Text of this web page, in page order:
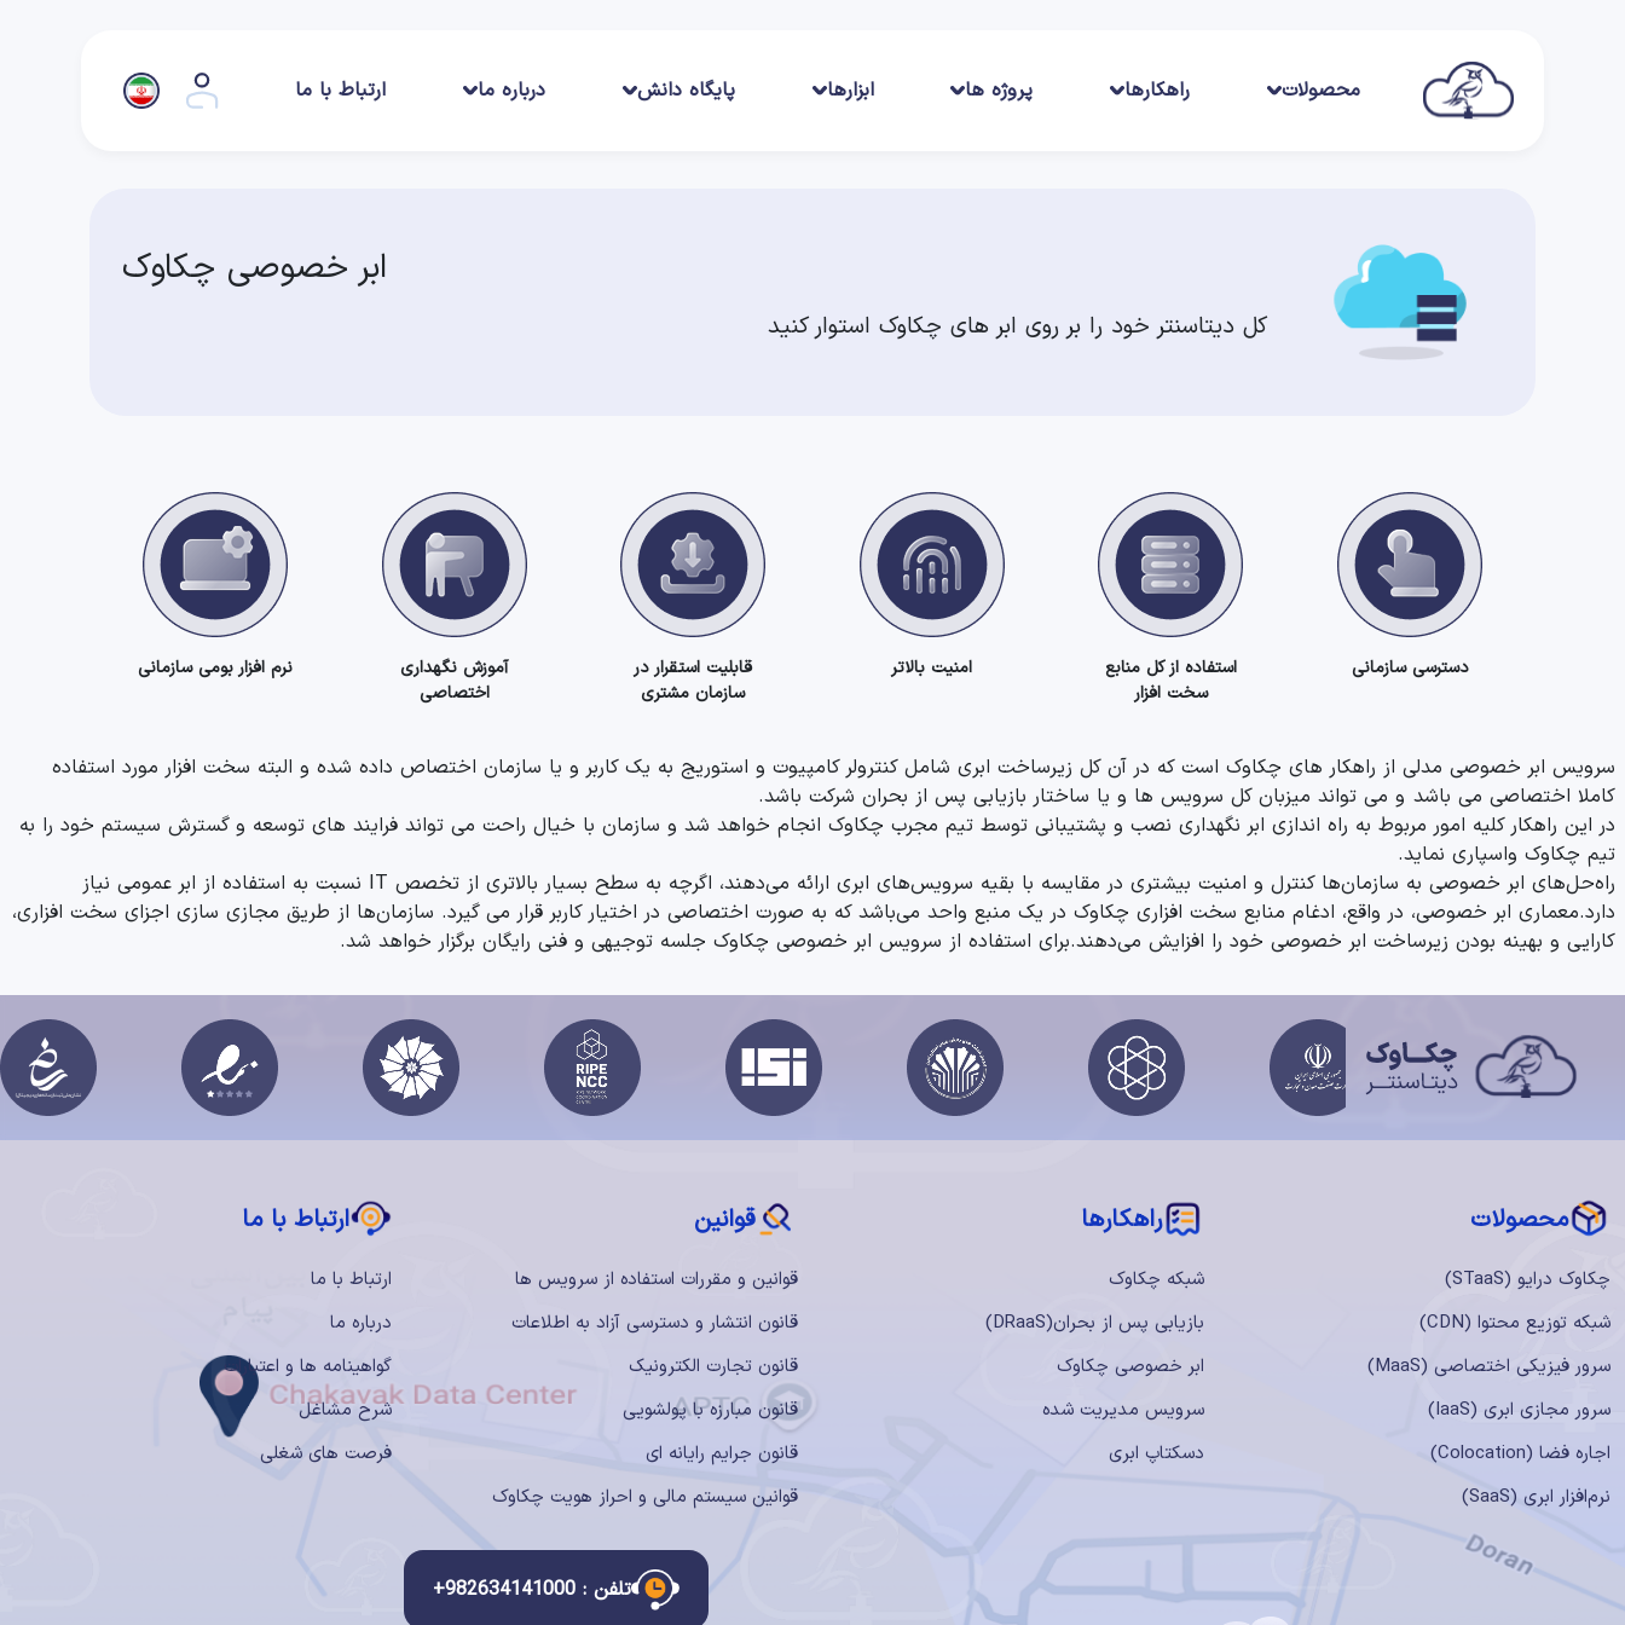
محصولات راهکارها پروژه ها ابزارها پایگاه دانش درباره ما ارتباط با ما
ابر خصوصی چکاوک
کل دیتاسنتر خود را بر روی ابر های چکاوک استوار کنید
دسترسی سازمانی
استفاده از کل منابع
سخت افزار
امنیت بالاتر
قابلیت استقرار در
سازمان مشتری
آموزش نگهداری
اختصاصی
نرم افزار بومی سازمانی
سرویس ابر خصوصی مدلی از راهکار های چکاوک است که در آن کل زیرساخت ابری شامل کنترولر کامپیوت و استوریج به یک کاربر و یا سازمان اختصاص داده شده و البته سخت افزار مورد استفاده
کاملا اختصاصی می باشد و می تواند میزبان کل سرویس ها و یا ساختار بازیابی پس از بحران شرکت باشد.
در این راهکار کلیه امور مربوط به راه اندازی ابر نگهداری نصب و پشتیبانی توسط تیم مجرب چکاوک انجام خواهد شد و سازمان با خیال راحت می تواند فرایند های توسعه و گسترش سیستم خود را به
تیم چکاوک واسپاری نماید.
راه‌حل‌های ابر خصوصی به سازمان‌ها کنترل و امنیت بیشتری در مقایسه با بقیه سرویس‌های ابری ارائه می‌دهند، اگرچه به سطح بسیار بالاتری از تخصص IT نسبت به استفاده از ابر عمومی نیاز
دارد.معماری ابر خصوصی، در واقع، ادغام منابع سخت افزاری چکاوک در یک منبع واحد می‌باشد که به صورت اختصاصی در اختیار کاربر قرار می گیرد. سازمان‌ها از طریق مجازی سازی اجزای سخت افزاری،
کارایی و بهینه بودن زیرساخت ابر خصوصی خود را افزایش می‌دهند.برای استفاده از سرویس ابر خصوصی چکاوک جلسه توجیهی و فنی رایگان برگزار خواهد شد.
محصولات
چکاوک درایو (STaaS)
شبکه توزیع محتوا (CDN)
سرور فیزیکی اختصاصی (MaaS)
سرور مجازی ابری (IaaS)
اجاره فضا (Colocation)
نرم‌افزار ابری (SaaS)
‌‌راهکارها
شبکه چکاوک
بازیابی پس از بحران(DRaaS)
ابر خصوصی چکاوک
سرویس مدیریت شده
دسکتاپ ابری
قوانین
قوانین و مقررات استفاده از سرویس ها
قانون انتشار و دسترسی آزاد به اطلاعات
قانون تجارت الکترونیک
قانون مبارزه با پولشویی
قانون جرایم رایانه ای
قوانین سیستم مالی و احراز هویت چکاوک
ارتباط با ما
ارتباط با ما
درباره ما
گواهینامه ها و اعتبارات
شرح مشاغل
فرصت های شغلی
تلفن : 982634141000+